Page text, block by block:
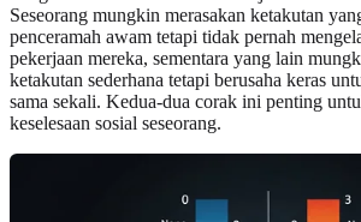
Seseorang mungkin merasakan ketakutan
penceramah awam tetapi tidak pernah
pekerjaan mereka, sementara yang lain
ketakutan sederhana tetapi berusaha keras
sama sekali. Kedua-dua corak ini penting
keselesaan sosial seseorang.